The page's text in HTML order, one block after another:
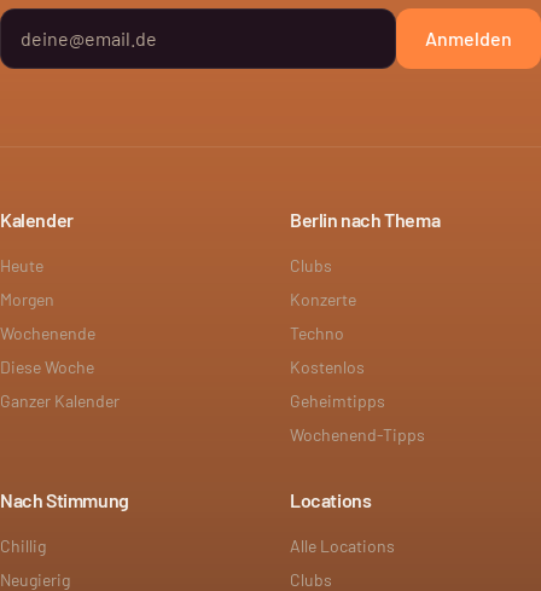
Anmelden
Kalender
Heute
Morgen
Wochenende
Diese Woche
Ganzer Kalender
Berlin nach Thema
Clubs
Konzerte
Techno
Kostenlos
Geheimtipps
Wochenend-Tipps
Nach Stimmung
Chillig
Neugierig
Locations
Alle Locations
Clubs